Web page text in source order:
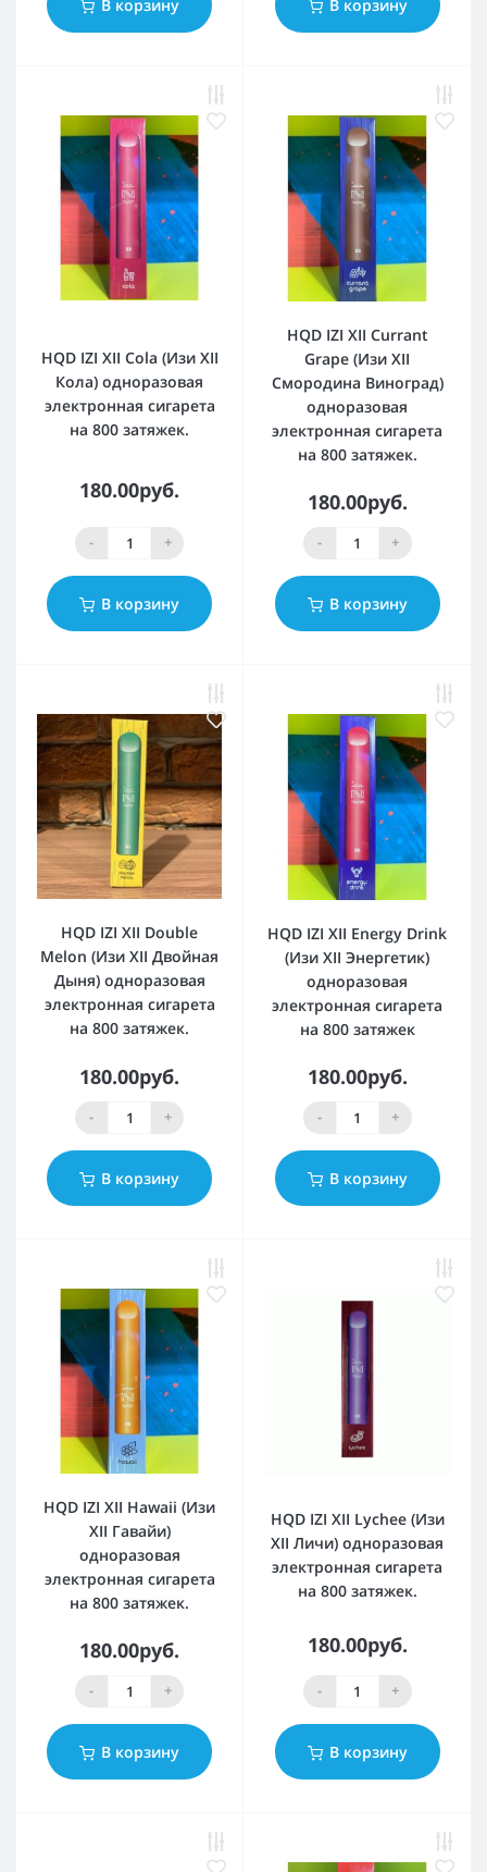
В корзину В корзину
HQD IZI XII Cola (Изи XII
Кола) одноразовая
электронная сигарета
на 800 затяжек.
180.00руб.
- +
В корзину
HQD IZI XII Currant
Grape (Изи XII
Смородина Виноград)
одноразовая
электронная сигарета
на 800 затяжек.
180.00руб.
- +
В корзину
HQD IZI XII Double
Melon (Изи XII Двойная
Дыня) одноразовая
электронная сигарета
на 800 затяжек.
180.00руб.
- +
В корзину
HQD IZI XII Energy Drink
(Изи XII Энергетик)
одноразовая
электронная сигарета
на 800 затяжек
180.00руб.
- +
В корзину
HQD IZI XII Hawaii (Изи
XII Гавайи)
одноразовая
электронная сигарета
на 800 затяжек.
180.00руб.
- +
В корзину
HQD IZI XII Lychee (Изи
XII Личи) одноразовая
электронная сигарета
на 800 затяжек.
180.00руб.
- +
В корзину